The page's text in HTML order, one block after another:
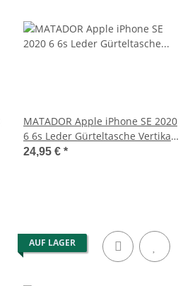
MATADOR Apple iPhone SE 2020
6 6s Leder Gürteltasche Vertikal
Schwarz
24,95 € *
AUF LAGER